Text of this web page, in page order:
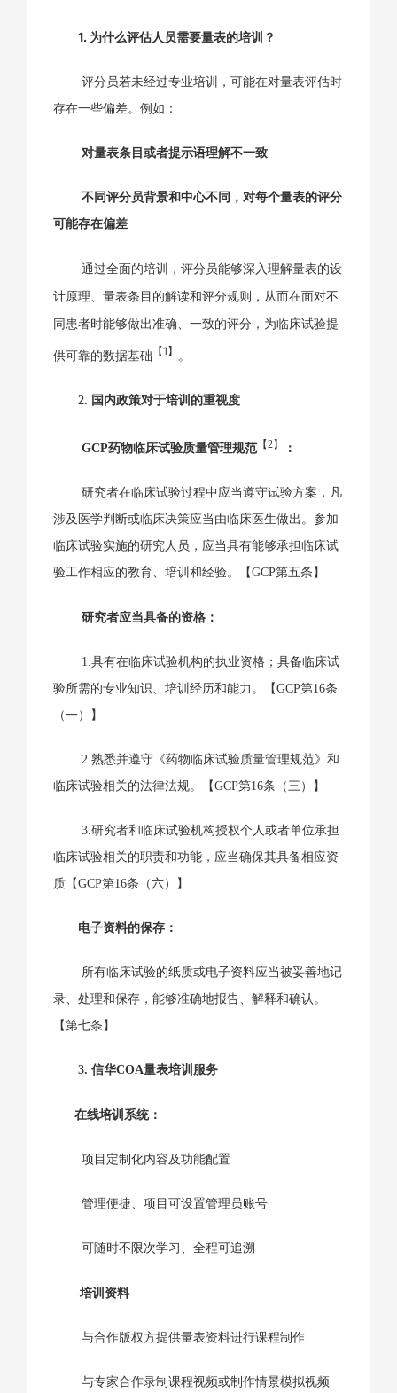
1. 为什么评估人员需要量表的培训？
评分员若未经过专业培训，可能在对量表评估时
存在一些偏差。例如：
对量表条目或者提示语理解不一致
不同评分员背景和中心不同，对每个量表的评分
可能存在偏差
通过全面的培训，评分员能够深入理解量表的设
计原理、量表条目的解读和评分规则，从而在面对不
同患者时能够做出准确、一致的评分，为临床试验提
供可靠的数据基础 【1】 。
2. 国内政策对于培训的重视度
GCP药物临床试验质量管理规范 【2】 ：
研究者在临床试验过程中应当遵守试验方案，凡
涉及医学判断或临床决策应当由临床医生做出。参加
临床试验实施的研究人员，应当具有能够承担临床试
验工作相应的教育、培训和经验。【GCP第五条】
研究者应当具备的资格：
1.具有在临床试验机构的执业资格；具备临床试
验所需的专业知识、培训经历和能力。【GCP第16条
（一）】
2.熟悉并遵守《药物临床试验质量管理规范》和
临床试验相关的法律法规。【GCP第16条（三）】
3.研究者和临床试验机构授权个人或者单位承担
临床试验相关的职责和功能，应当确保其具备相应资
质【GCP第16条（六）】
电子资料的保存：
所有临床试验的纸质或电子资料应当被妥善地记
录、处理和保存，能够准确地报告、解释和确认。
【第七条】
3. 信华COA量表培训服务
在线培训系统：
项目定制化内容及功能配置
管理便捷、项目可设置管理员账号
可随时不限次学习、全程可追溯
培训资料
与合作版权方提供量表资料进行课程制作
与专家合作录制课程视频或制作情景模拟视频